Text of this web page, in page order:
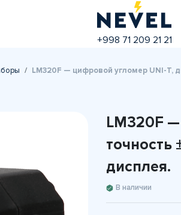
+998 71 209 21 21
LM320F — цифровой угломер UNI-T,
LM320F
точность
дисплея.
В наличии